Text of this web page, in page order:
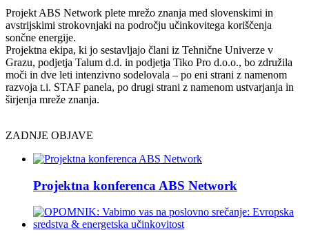
Projekt ABS Network plete mrežo znanja med slovenskimi in
avstrijskimi strokovnjaki na področju učinkovitega koriščenja
sončne energije.
Projektna ekipa, ki jo sestavljajo člani iz Tehnične Univerze v
Grazu, podjetja Talum d.d. in podjetja Tiko Pro d.o.o., bo združila
moči in dve leti intenzivno sodelovala – po eni strani z namenom
razvoja t.i. STAF panela, po drugi strani z namenom ustvarjanja in
širjenja mreže znanja.
ZADNJE OBJAVE
Projektna konferenca ABS Network